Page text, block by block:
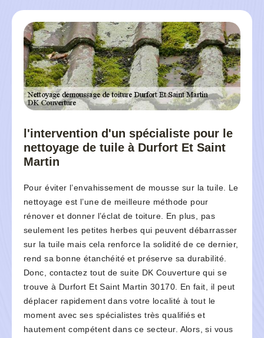
l'intervention d'un spécialiste pour le
nettoyage de tuile à Durfort Et Saint
Martin
Pour éviter l’envahissement de mousse sur la tuile. Le
nettoyage est l’une de meilleure méthode pour
rénover et donner l’éclat de toiture. En plus, pas
seulement les petites herbes qui peuvent débarrasser
sur la tuile mais cela renforce la solidité de ce dernier,
rend sa bonne étanchéité et préserve sa durabilité.
Donc, contactez tout de suite DK Couverture qui se
trouve à Durfort Et Saint Martin 30170. En fait, il peut
déplacer rapidement dans votre localité à tout le
moment avec ses spécialistes très qualifiés et
hautement compétent dans ce secteur. Alors, si vous